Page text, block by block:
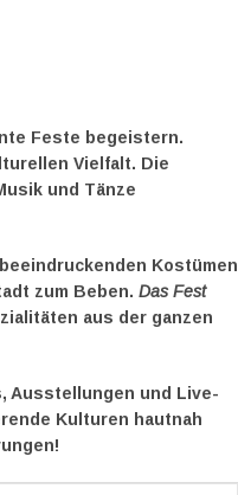
Feste begeistern.
Vielfalt. Die
und Tänze
Kostümen
zum Beben. Das Fest
aus der ganzen
Ausstellungen und Live-
Kulturen hautnah